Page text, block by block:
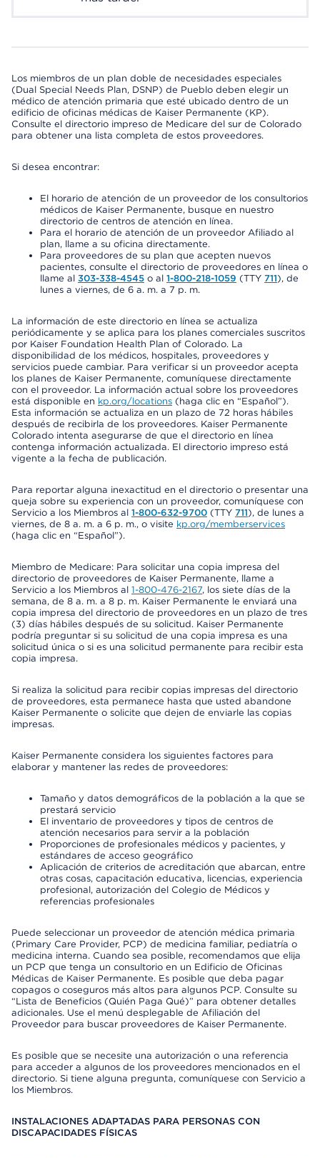
Los miembros de un plan doble de necesidades especiales
(Dual Special Needs Plan, DSNP) de Pueblo deben elegir un
médico de atención primaria que esté ubicado dentro de un
edificio de oficinas médicas de Kaiser Permanente (KP).
Consulte el directorio impreso de Medicare del sur de Colorado
para obtener una lista completa de estos proveedores.
Si desea encontrar:
El horario de atención de un proveedor de los consultorios
médicos de Kaiser Permanente, busque en nuestro
directorio de centros de atención en línea.
Para el horario de atención de un proveedor Afiliado al
plan, llame a su oficina directamente.
Para proveedores de su plan que acepten nuevos
pacientes, consulte el directorio de proveedores en línea o
llame al 303-338-4545 o al 1-800-218-1059 (TTY 711), de
lunes a viernes, de 6 a. m. a 7 p. m.
La información de este directorio en línea se actualiza
periódicamente y se aplica para los planes comerciales suscritos
por Kaiser Foundation Health Plan of Colorado. La
disponibilidad de los médicos, hospitales, proveedores y
servicios puede cambiar. Para verificar si un proveedor acepta
los planes de Kaiser Permanente, comuníquese directamente
con el proveedor. La información actual sobre los proveedores
está disponible en kp.org/locations (haga clic en “Español”).
Esta información se actualiza en un plazo de 72 horas hábiles
después de recibirla de los proveedores. Kaiser Permanente
Colorado intenta asegurarse de que el directorio en línea
contenga información actualizada. El directorio impreso está
vigente a la fecha de publicación.
Para reportar alguna inexactitud en el directorio o presentar una
queja sobre su experiencia con un proveedor, comuníquese con
Servicio a los Miembros al 1-800-632-9700 (TTY 711), de lunes a
viernes, de 8 a. m. a 6 p. m., o visite kp.org/memberservices
(haga clic en “Español”).
Miembro de Medicare: Para solicitar una copia impresa del
directorio de proveedores de Kaiser Permanente, llame a
Servicio a los Miembros al 1-800-476-2167, los siete días de la
semana, de 8 a. m. a 8 p. m. Kaiser Permanente le enviará una
copia impresa del directorio de proveedores en un plazo de tres
(3) días hábiles después de su solicitud. Kaiser Permanente
podría preguntar si su solicitud de una copia impresa es una
solicitud única o si es una solicitud permanente para recibir esta
copia impresa.
Si realiza la solicitud para recibir copias impresas del directorio
de proveedores, esta permanece hasta que usted abandone
Kaiser Permanente o solicite que dejen de enviarle las copias
impresas.
Kaiser Permanente considera los siguientes factores para
elaborar y mantener las redes de proveedores:
Tamaño y datos demográficos de la población a la que se
prestará servicio
El inventario de proveedores y tipos de centros de
atención necesarios para servir a la población
Proporciones de profesionales médicos y pacientes, y
estándares de acceso geográfico
Aplicación de criterios de acreditación que abarcan, entre
otras cosas, capacitación educativa, licencias, experiencia
profesional, autorización del Colegio de Médicos y
referencias profesionales
Puede seleccionar un proveedor de atención médica primaria
(Primary Care Provider, PCP) de medicina familiar, pediatría o
medicina interna. Cuando sea posible, recomendamos que elija
un PCP que tenga un consultorio en un Edificio de Oficinas
Médicas de Kaiser Permanente. Es posible que deba pagar
copagos o coseguros más altos para algunos PCP. Consulte su
“Lista de Beneficios (Quién Paga Qué)” para obtener detalles
adicionales. Use el menú desplegable de Afiliación del
Proveedor para buscar proveedores de Kaiser Permanente.
Es posible que se necesite una autorización o una referencia
para acceder a algunos de los proveedores mencionados en el
directorio. Si tiene alguna pregunta, comuníquese con Servicio a
los Miembros.
INSTALACIONES ADAPTADAS PARA PERSONAS CON
DISCAPACIDADES FÍSICAS